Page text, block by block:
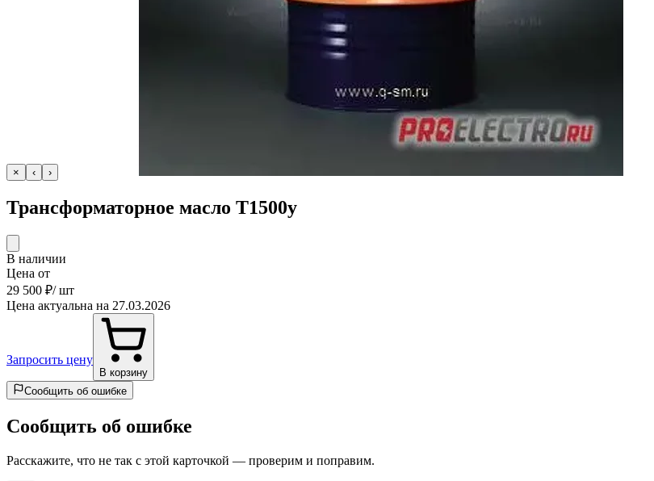
× ‹ ›
Трансформаторное масло Т1500у
В наличии
Цена от
29 500 ₽/ шт
Цена актуальна на 27.03.2026
Запросить цену
В корзину
Сообщить об ошибке
Сообщить об ошибке
Расскажите, что не так с этой карточкой — проверим и поправим.